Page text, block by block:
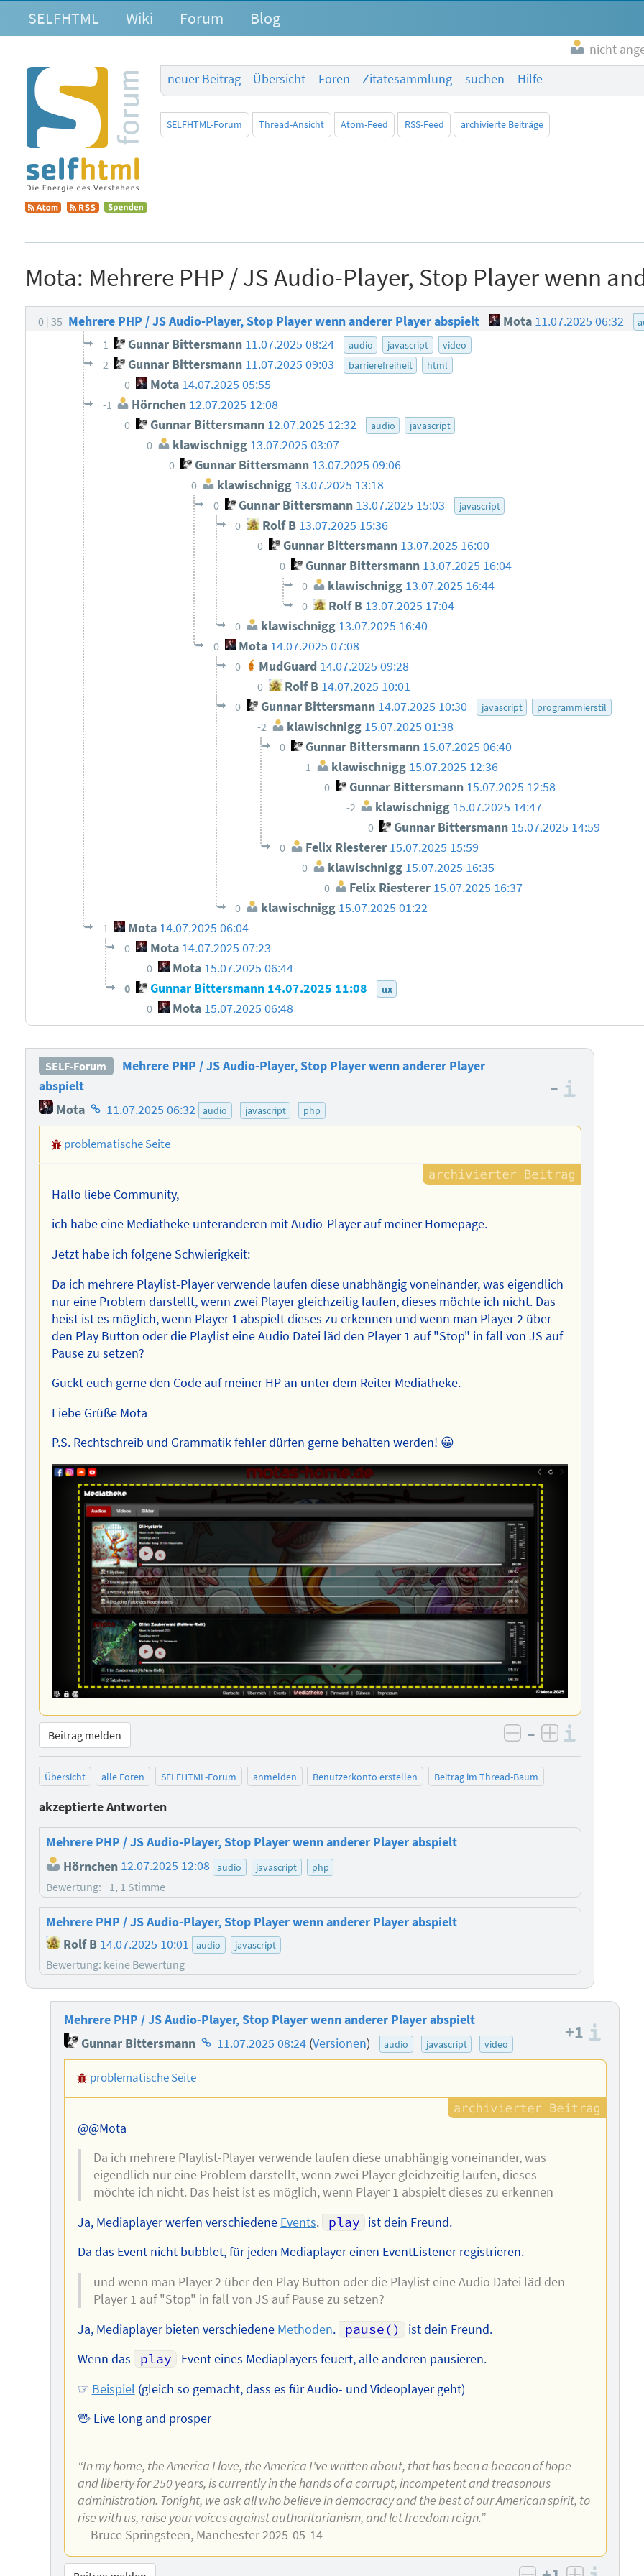
SELFHTML Wiki Forum Blog
nicht
neuer Beitrag
Übersicht Foren Zitatesammlung suchen Hilfe
SELFHTML-Forum Thread-Ansicht Atom-Feed RSS-Feed archivierte Beiträge
Mota: Mehrere PHP / JS Audio-Player, Stop Player wenn
0 35 Mehrere PHP / JS Audio-Player, Stop Player wenn anderer Player abspielt Mota 11.07.2025 06:32
1 Gunnar Bittersmann 11.07.2025 08:24 audio javascript video
2 Gunnar Bittersmann 11.07.2025 09:03 barrierefreiheit html
0 Mota 14.07.2025 05:55
-1 Hörnchen 12.07.2025 12:08
0 Gunnar Bittersmann 12.07.2025 12:32 audio javascript
0 klawischnigg 13.07.2025 03:07
0 Gunnar Bittersmann 13.07.2025 09:06
0 klawischnigg 13.07.2025 13:18
0 Gunnar Bittersmann 13.07.2025 15:03 javascript
0 Rolf B 13.07.2025 15:36
0 Gunnar Bittersmann 13.07.2025 16:00
0 Gunnar Bittersmann 13.07.2025 16:04
0 klawischnigg 13.07.2025 16:44
0 Rolf B 13.07.2025 17:04
0 klawischnigg 13.07.2025 16:40
0 Mota 14.07.2025 07:08
0 MudGuard 14.07.2025 09:28
0 Rolf B 14.07.2025 10:01
0 Gunnar Bittersmann 14.07.2025 10:30 javascript programmierstil
-2 klawischnigg 15.07.2025 01:38
0 Gunnar Bittersmann 15.07.2025 06:40
-1 klawischnigg 15.07.2025 12:36
0 Gunnar Bittersmann 15.07.2025 12:58
-2 klawischnigg 15.07.2025 14:47
0 Gunnar Bittersmann 15.07.2025 14:59
0 Felix Riesterer 15.07.2025 15:59
0 klawischnigg 15.07.2025 16:35
0 Felix Riesterer 15.07.2025 16:37
0 klawischnigg 15.07.2025 01:22
1 Mota 14.07.2025 06:04
0 Mota 14.07.2025 07:23
0 Mota 15.07.2025 06:44
0 Gunnar Bittersmann 14.07.2025 11:08 ux
0 Mota 15.07.2025 06:48
SELF-Forum
Mehrere PHP / JS Audio-Player, Stop Player wenn anderer Player
abspielt
Mota Homepage
des
Autors
11.07.2025 06:32 audio javascript php
–
problematische Seite
Hallo liebe Community,
ich habe eine Mediatheke unteranderen mit Audio-Player auf meiner Homepage.
Jetzt habe ich folgene Schwierigkeit:
Da ich mehrere Playlist-Player verwende laufen diese unabhängig voneinander, was eigendlich
nur eine Problem darstellt, wenn zwei Player gleichzeitig laufen, dieses möchte ich nicht. Das
heist ist es möglich, wenn Player 1 abspielt dieses zu erkennen und wenn man Player 2 über
den Play Button oder die Playlist eine Audio Datei läd den Player 1 auf "Stop" in fall von JS auf
Pause zu setzen?
Guckt euch gerne den Code auf meiner HP an unter dem Reiter Mediatheke.
Liebe Grüße Mota
P.S. Rechtschreib und Grammatik fehler dürfen gerne behalten werden! 😀
Beitrag melden negativ bewerten
– positiv
Übersicht alle Foren SELFHTML-Forum anmelden Benutzerkonto erstellen Beitrag im Thread-Baum
akzeptierte Antworten
Mehrere PHP / JS Audio-Player, Stop Player wenn anderer Player abspielt
Hörnchen 12.07.2025 12:08 audio javascript php
Bewertung: −1, 1 Stimme
Mehrere PHP / JS Audio-Player, Stop Player wenn anderer Player abspielt
Rolf B 14.07.2025 10:01 audio javascript
Bewertung: keine Bewertung
Mehrere PHP / JS Audio-Player, Stop Player wenn anderer Player abspielt
Gunnar Bittersmann Homepage
des
11.07.2025 08:24 (Versionen) audio javascript video
+1
problematische Seite
@@Mota
Da ich mehrere Playlist-Player verwende laufen diese unabhängig voneinander, was
eigendlich nur eine Problem darstellt, wenn zwei Player gleichzeitig laufen, dieses
möchte ich nicht. Das heist ist es möglich, wenn Player 1 abspielt dieses zu erkennen
Ja, Mediaplayer werfen verschiedene Events. play ist dein Freund.
Da das Event nicht bubblet, für jeden Mediaplayer einen EventListener registrieren.
und wenn man Player 2 über den Play Button oder die Playlist eine Audio Datei läd den
Player 1 auf "Stop" in fall von JS auf Pause zu setzen?
Ja, Mediaplayer bieten verschiedene Methoden. pause()
ist dein Freund.
Wenn das
play -Event eines Mediaplayers feuert, alle anderen pausieren.
☞ Beispiel (gleich so gemacht, dass es für Audio- und Videoplayer geht)
🖖 Live long and prosper
--
“In my home, the America I love, the America I've written about, that has been a beacon of hope
and liberty for 250 years, is currently in the hands of a corrupt, incompetent and treasonous
administration. Tonight, we ask all who believe in democracy and the best of our American spirit, to
rise with us, raise your voices against authoritarianism, and let freedom reign.”
— Bruce Springsteen, Manchester 2025-05-14